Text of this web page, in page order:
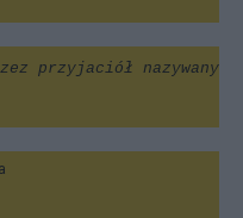
przyjaciół nazywany